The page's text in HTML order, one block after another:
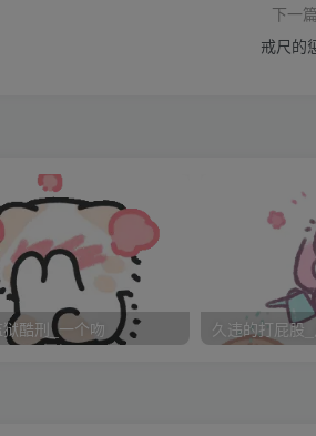
就立刻惊慌的要低下头去。
味道，左颊热辣辣的肿了起来。
原来的地方，一连几日奔波的劳顿，
稳一点，身体却不争气的开始打晃……
与我交待一番？！你竟敢如此欺瞒，平
下一
戒尺的
酷刑_一个吻 久违的打屁股